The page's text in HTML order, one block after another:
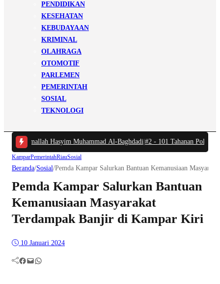
PENDIDIKAN
KESEHATAN
KEBUDAYAAN
KRIMINAL
OLAHRAGA
OTOMOTIF
PARLEMEN
PEMERINTAH
SOSIAL
TEKNOLOGI
Basmallah Hasyim Muhammad Al-Baghdadi|#2 -101 Tahanan Polres
KamparPemerintahRiauSosial
Beranda/Sosial/Pemda Kampar Salurkan Bantuan Kemanusiaan
Pemda Kampar Salurkan Bantuan
Kemanusiaan Masyarakat
Terdampak Banjir di Kampar Kiri
10 Januari 2024
Facebook Mail WhatsApp